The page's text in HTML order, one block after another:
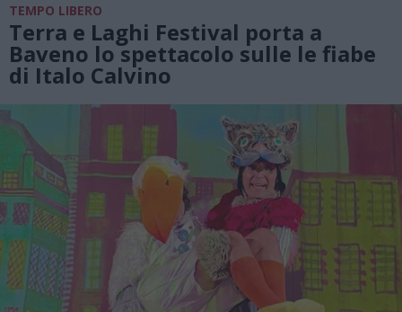
TEMPO LIBERO
Terra e Laghi Festival porta a
Baveno lo spettacolo sulle le fiabe
di Italo Calvino